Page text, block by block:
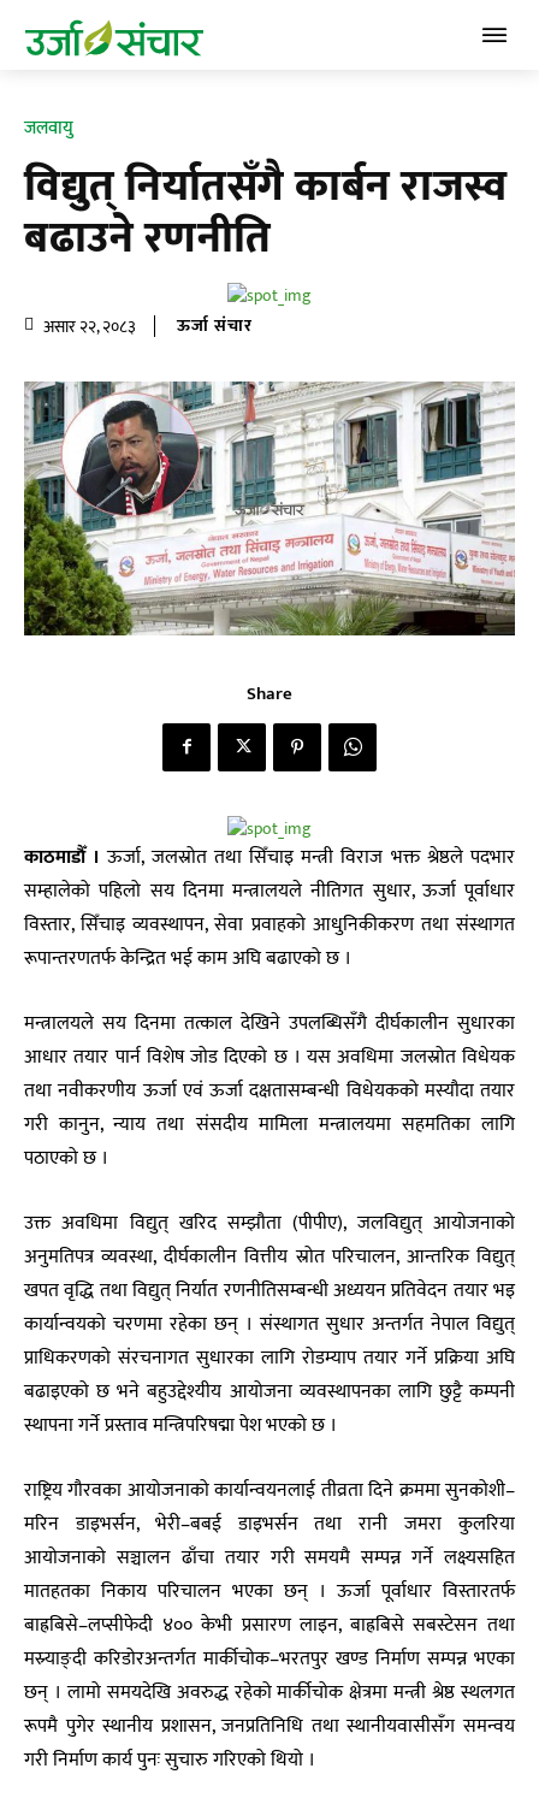
जलवायु
विद्युत् निर्यातसँगै कार्बन राजस्व
बढाउने रणनीति
असार २२, २०८३ ऊर्जा संचार
Share
काठमाडाैँ ।ऊर्जा, जलस्रोत तथा सिँचाइ मन्त्री विराज भक्त श्रेष्ठले पदभार
सम्हालेको पहिलो सय दिनमा मन्त्रालयले नीतिगत सुधार, ऊर्जा पूर्वाधार
विस्तार, सिँचाइ व्यवस्थापन, सेवा प्रवाहको आधुनिकीकरण तथा संस्थागत
रूपान्तरणतर्फ केन्द्रित भई काम अघि बढाएको छ ।
मन्त्रालयले सय दिनमा तत्काल देखिने उपलब्धिसँगै दीर्घकालीन सुधारका
आधार तयार पार्न विशेष जोड दिएको छ । यस अवधिमा जलस्रोत विधेयक
तथा नवीकरणीय ऊर्जा एवं ऊर्जा दक्षतासम्बन्धी विधेयकको मस्यौदा तयार
गरी कानुन, न्याय तथा संसदीय मामिला मन्त्रालयमा सहमतिका लागि
पठाएको छ ।
उक्त अवधिमा विद्युत् खरिद सम्झौता (पीपीए), जलविद्युत् आयोजनाको
अनुमतिपत्र व्यवस्था, दीर्घकालीन वित्तीय स्रोत परिचालन, आन्तरिक विद्युत्
खपत वृद्धि तथा विद्युत् निर्यात रणनीतिसम्बन्धी अध्ययन प्रतिवेदन तयार भइ
कार्यान्वयको चरणमा रहेका छन् । संस्थागत सुधार अन्तर्गत नेपाल विद्युत्
प्राधिकरणको संरचनागत सुधारका लागि रोडम्याप तयार गर्ने प्रक्रिया अघि
बढाइएको छ भने बहुउद्देश्यीय आयोजना व्यवस्थापनका लागि छुट्टै कम्पनी
स्थापना गर्ने प्रस्ताव मन्त्रिपरिषद्मा पेश भएको छ ।
राष्ट्रिय गौरवका आयोजनाको कार्यान्वयनलाई तीव्रता दिने क्रममा सुनकोशी–
मरिन डाइभर्सन, भेरी–बबई डाइभर्सन तथा रानी जमरा कुलरिया
आयोजनाको सञ्चालन ढाँचा तयार गरी समयमै सम्पन्न गर्ने लक्ष्यसहित
मातहतका निकाय परिचालन भएका छन् । ऊर्जा पूर्वाधार विस्तारतर्फ
बाह्रबिसे–लप्सीफेदी ४०० केभी प्रसारण लाइन, बाह्रबिसे सबस्टेसन तथा
मस्र्याङ्दी करिडोरअन्तर्गत मार्कीचोक–भरतपुर खण्ड निर्माण सम्पन्न भएका
छन् । लामो समयदेखि अवरुद्ध रहेको मार्कीचोक क्षेत्रमा मन्त्री श्रेष्ठ स्थलगत
रूपमै पुगेर स्थानीय प्रशासन, जनप्रतिनिधि तथा स्थानीयवासीसँग समन्वय
गरी निर्माण कार्य पुनः सुचारु गरिएको थियो ।